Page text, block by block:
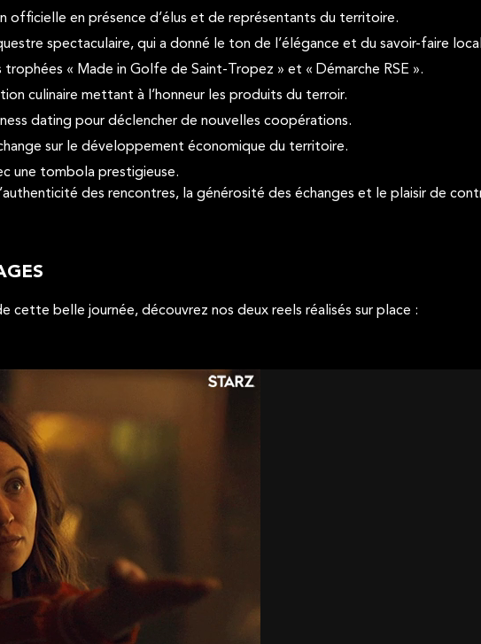
officielle en présence d’élus et de représentants du territoire.
spectaculaire, qui a donné le ton de l’élégance et du savoir-faire
trophées « Made in Golfe de Saint-Tropez » et « Démarche RSE ».
culinaire mettant à l’honneur les produits du terroir.
dating pour déclencher de nouvelles coopérations.
sur le développement économique du territoire.
une tombola prestigieuse.
des rencontres, la générosité des échanges et le plaisir de
cette belle journée, découvrez nos deux reels réalisés sur place :